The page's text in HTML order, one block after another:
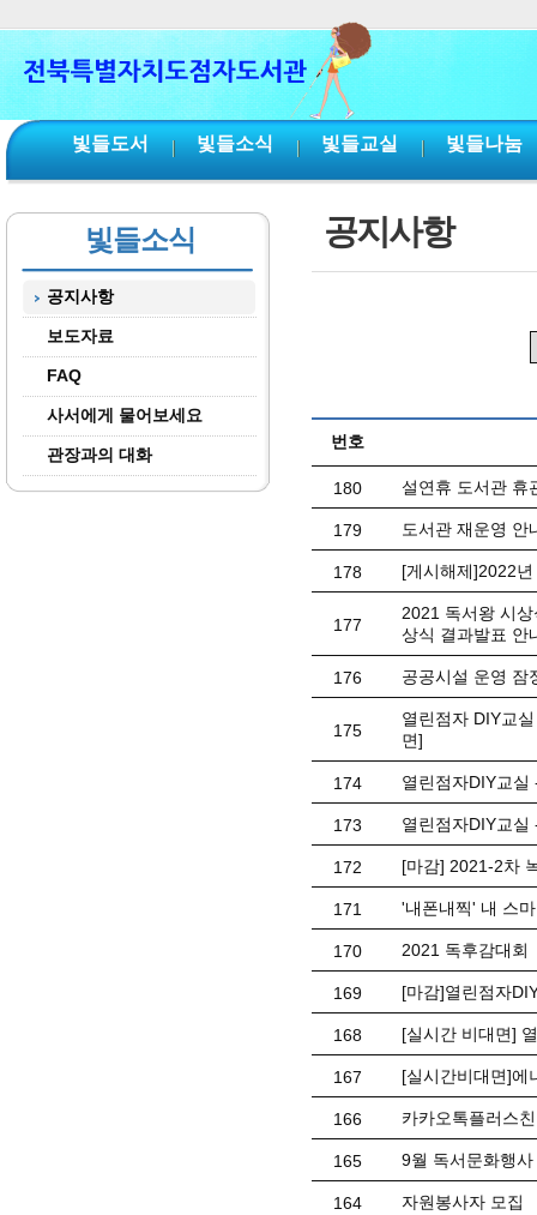
빛들도서 빛들소식 빛들교실 빛들나눔
빛들소식
공지사항
보도자료
FAQ
사서에게 물어보세요
관장과의 대화
공지사항
번호
180 설연휴 도서관 휴
179 도서관 재운영 안
178 [게시해제]2022
177
2021 독서왕 시
상식 결과발표 안
176 공공시설 운영 잠
175
열린점자 DIY교
면]
174 열린점자DIY교
173 열린점자DIY교
172 [마감] 2021-2차
171 '내폰내찍' 내 스
170 2021 독후감대회
169 [마감]열린점자
168 [실시간 비대면]
167 [실시간비대면]
166 카카오톡플러스
165 9월 독서문화행
164 자원봉사자 모집